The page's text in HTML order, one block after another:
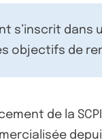
s’inscrit dans
objectifs de
de la